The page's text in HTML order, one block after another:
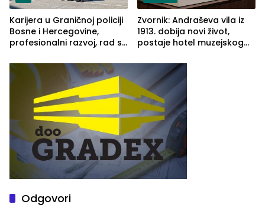
Karijera u Graničnoj policiji
Bosne i Hercegovine,
profesionalni razvoj, rad sa
služba građanima
Zvornik: Andraševa vila iz
1913. dobija novi život,
postaje hotel muzejskog
Odgovori